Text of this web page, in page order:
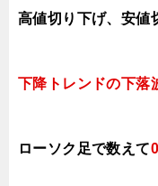
高値切り下げ、安値
下降トレンドの下落
ローソク足で数えて